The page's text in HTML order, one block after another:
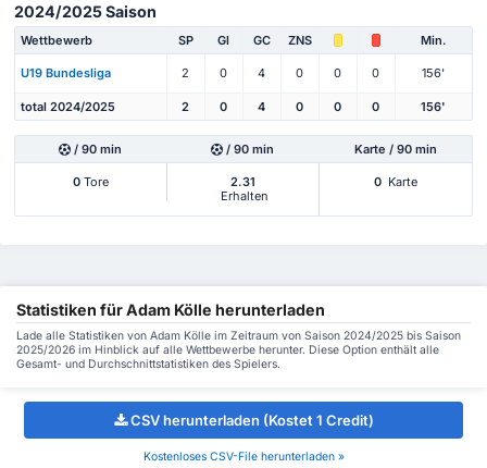
2024/2025 Saison
Wettbewerb SP Gl GC ZNS Min.
U19 Bundesliga 2 0 4 0 0 0 156'
total 2024/2025 2 0 4 0 0 0 156'
/ 90 min / 90 min Karte / 90 min
0Tore
2.31
Erhalten
0 Karte
Statistiken für Adam Kölle herunterladen
Lade alle Statistiken von Adam Kölle im Zeitraum von Saison 2024/2025 bis Saison
2025/2026 im Hinblick auf alle Wettbewerbe herunter. Diese Option enthält alle
Gesamt- und Durchschnittstatistiken des Spielers.
CSV herunterladen (Kostet 1 Credit)
Kostenloses CSV-File herunterladen »